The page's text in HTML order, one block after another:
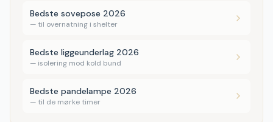
Bedste sovepose 2026
— til overnatning i shelter
Bedste liggeunderlag 2026
— isolering mod kold bund
Bedste pandelampe 2026
— til de mørke timer